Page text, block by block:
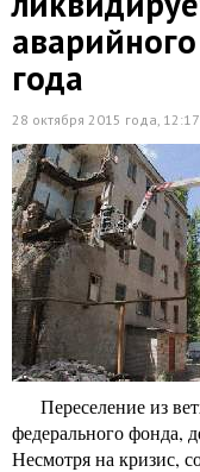
года
28 октября 2015 года, 12:17
Переселение из
федерального фонда,
Несмотря на кризис,